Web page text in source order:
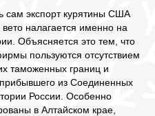
сам экспорт курятины США
налагается именно на
Объясняется это тем, что
пользуются отсутствием
таможенных границ и
из Соединенных
России. Особенно
в Алтайском крае,